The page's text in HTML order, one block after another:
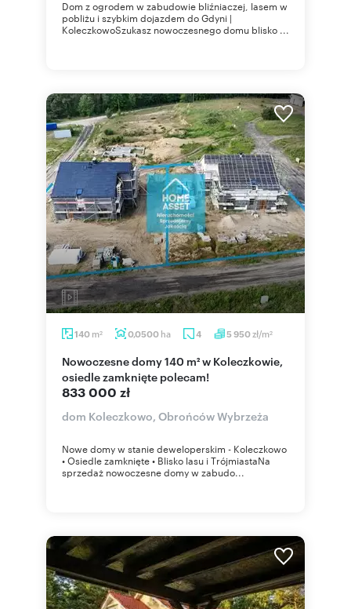
Dom z ogrodem w zabudowie bliźniaczej, lasem w
pobliżu i szybkim dojazdem do Gdyni |
KoleczkowoSzukasz nowoczesnego domu blisko ...
140 m2 0,0500 ha 4 5 950zł/m2
Nowoczesne domy 140 m² w Koleczkowie,
osiedle zamknięte polecam!
833 000 zł
dom Koleczkowo, Obrońców Wybrzeża
Nowe domy w stanie deweloperskim - Koleczkowo
• Osiedle zamknięte • Blisko lasu i TrójmiastaNa
sprzedaż nowoczesne domy w zabudo...